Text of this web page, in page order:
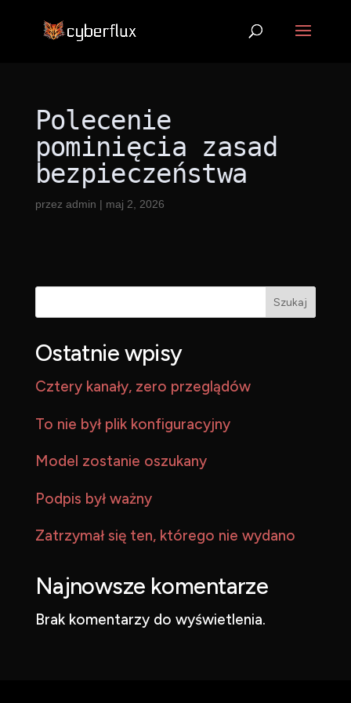
Polecenie
pominięcia zasad
bezpieczeństwa
przez admin | maj 2, 2026
Szukaj
Ostatnie wpisy
Cztery kanały, zero przeglądów
To nie był plik konfiguracyjny
Model zostanie oszukany
Podpis był ważny
Zatrzymał się ten, którego nie wydano
Najnowsze komentarze
Brak komentarzy do wyświetlenia.